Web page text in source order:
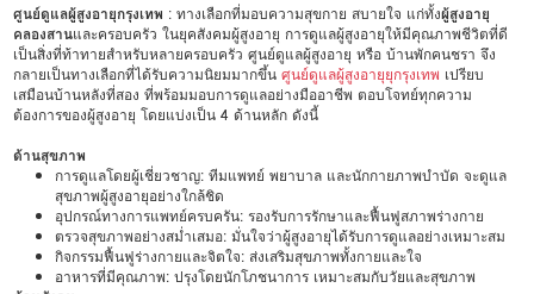
ศูนย์ดูแลผู้สูงอายุกรุงเทพ : ทางเลือกที่มอบความสุขกาย สบายใจ แก่ทั้งผู้สูงอายุ
คลองสานและครอบครัว ในยุคสังคมผู้สูงอายุ การดูแลผู้สูงอายุให้มีคุณภาพชีวิตที่ดี
เป็นสิ่งที่ท้าทายสำหรับหลายครอบครัว ศูนย์ดูแลผู้สูงอายุ หรือ บ้านพักคนชรา จึง
กลายเป็นทางเลือกที่ได้รับความนิยมมากขึ้นศูนย์ดูแลผู้สูงอายุยุกรุงเทพ เปรียบ
เสมือนบ้านหลังที่สอง ที่พร้อมมอบการดูแลอย่างมืออาชีพ ตอบโจทย์ทุกความ
ต้องการของผู้สูงอายุ โดยแบ่งเป็น 4 ด้านหลัก ดังนี้
ด้านสุขภาพ
การดูแลโดยผู้เชี่ยวชาญ: ทีมแพทย์ พยาบาล และนักกายภาพบำบัด จะดูแล
สุขภาพผู้สูงอายุอย่างใกล้ชิด
อุปกรณ์ทางการแพทย์ครบครัน: รองรับการรักษาและฟื้นฟูสภาพร่างกาย
ตรวจสุขภาพอย่างสม่ำเสมอ: มั่นใจว่าผู้สูงอายุได้รับการดูแลอย่างเหมาะสม
กิจกรรมฟื้นฟูร่างกายและจิตใจ: ส่งเสริมสุขภาพทั้งกายและใจ
อาหารที่มีคุณภาพ: ปรุงโดยนักโภชนาการ เหมาะสมกับวัยและสุขภาพ